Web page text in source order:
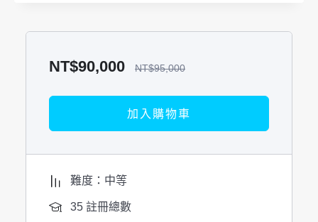
NT$90,000 NT$95,000
加入購物車
難度：中等
35 註冊總數